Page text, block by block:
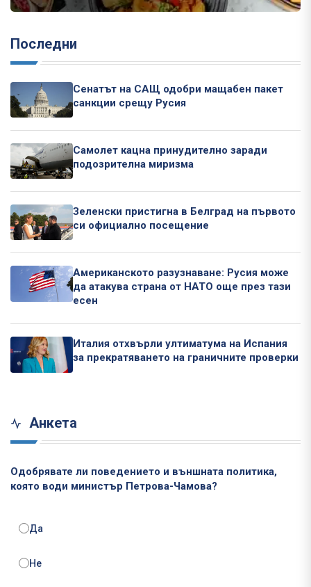
Последни
Сенатът на САЩ одобри мащабен пакет
санкции срещу Русия
Самолет кацна принудително заради
подозрителна миризма
Зеленски пристигна в Белград на първото
си официално посещение
Американското разузнаване: Русия може
да атакува страна от НАТО още през тази
есен
Италия отхвърли ултиматума на Испания
за прекратяването на граничните проверки
Анкета
Одобрявате ли поведението и външната политика,
която води министър Петрова-Чамова?
Да
Не